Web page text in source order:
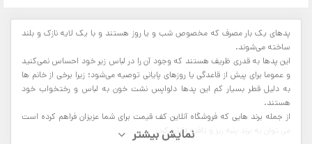
پدهای یک بار مصرف که مخصوص شب و یا روز هستند و با یک لایه نازک و بلند
ساخته می‌شوند.
این پدها به قدری ظریف هستند که وجود آن را در لباس زیر خود احساس نمی‌کنید
و عموما برای پیش از قاعدگی یا روزهای پایانی توصیه می‌شود؛ زیرا برخی از خانم ها
به دلیل قطر بسیار کم این پدها دلواپس نشت خون به لباس و رختخواب خود
هستند.
از جمله برند هایی که فروشگاه آنلاین کف قیمت برای شما عزیزان فراهم کرده است
می توان به برند پنبه ریز و تافته اشاره کرد.